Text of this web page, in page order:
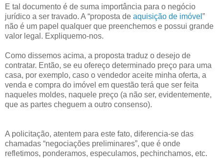
E tal documento é de suma importância para o negócio
jurídico a ser travado. A “proposta de aquisição de imóvel ”
não é um papel qualquer que preenchemos e possui grande
valor legal. Expliquemo-nos.
Como dissemos acima, a proposta traduz o desejo de
contratar. Então, se eu ofereço determinado preço para uma
casa, por exemplo, caso o vendedor aceite minha oferta, a
venda e compra do imóvel em questão terá que ser feita
naqueles moldes, naquele preço (a não ser, evidentemente,
que as partes cheguem a outro consenso).
A policitação, atentem para este fato, diferencia-se das
chamadas “negociações preliminares”, que é onde
refletimos, ponderamos, especulamos, pechinchamos, etc.